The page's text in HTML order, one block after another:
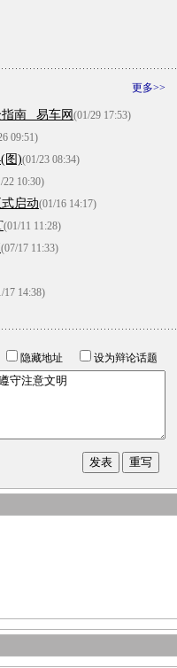
更多>>
南 _易车网(01/29 17:53)
09:51)
图)(01/23 08:34)
22 10:30)
启动(01/16 14:17)
(01/11 11:28)
(07/17 11:33)
17 14:38)
隐藏地址 设为辩论话题